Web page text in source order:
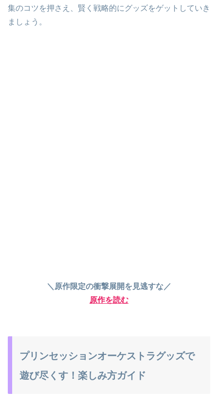
集のコツを押さえ、賢く戦略的にグッズをゲットしていき
ましょう。
＼原作限定の衝撃展開を見逃すな／
原作を読む
プリンセッションオーケストラグッズで
遊び尽くす！楽しみ方ガイド